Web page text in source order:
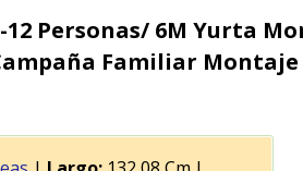
12 Personas/ 6M Yurta
Familiar Montaje